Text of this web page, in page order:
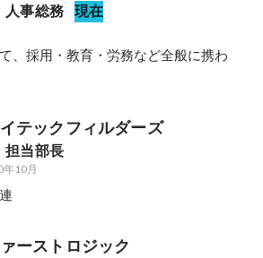
人事総務 現在
、採用・教育・労務など全般に携わ
テックフィルダーズ
担当部長
年10月
ーストロジック